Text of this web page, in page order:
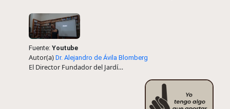
Fuente: Youtube
Autor(a) Dr. Alejandro de Ávila Blomberg
El Director Fundador del Jardín explica la historia, usos y relaciones lingüísticas de la grana